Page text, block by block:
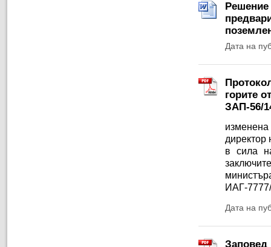
Решение
Дата на
горите
ЗАП-56/
директор
в сила
ИАГ-
Дата на
Заповед